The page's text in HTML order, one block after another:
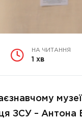
НА ЧИТАННЯ
1 хв
ЗСУ – Антона